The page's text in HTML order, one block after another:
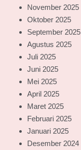
November 2025
Oktober 2025
September 2025
Agustus 2025
Juli 2025
Juni 2025
Mei 2025
April 2025
Maret 2025
Februari 2025
Januari 2025
Desember 2024